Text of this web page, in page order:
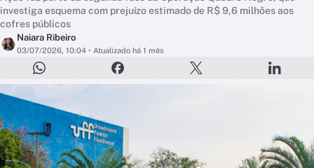
investiga esquema com prejuízo estimado de R$ 9,6 milhões aos
cofres públicos
Naiara Ribeiro
03/07/2026, 10:04 • Atualizado há 1 mês